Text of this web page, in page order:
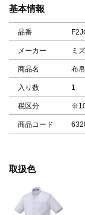
基本情報
品番
メーカー ミ
商品名 布
入り数 1
税区分
商品コード
取扱色